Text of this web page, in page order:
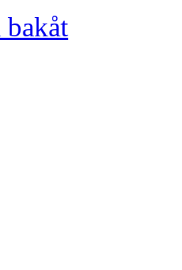
bakåt